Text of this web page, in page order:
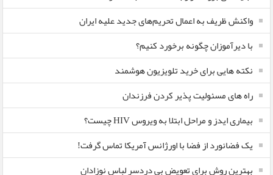
واکنش ظریف به اعمال تحریم‌های جدید علیه ایران
با دیرآموزان چگونه برخورد کنیم؟
نکته هایی برای خرید تلویزیون هوشمند
راه های مسئولیت پذیر کردن فرزندان
بیماری ایدز و مراحل ابتلا به ویروس HIV چیست؟
یک فضانورد از فضا با اورژانس آمریکا تماس گرفت!
بهترین روش برای تعویض بی دردسر لباس نوزادان